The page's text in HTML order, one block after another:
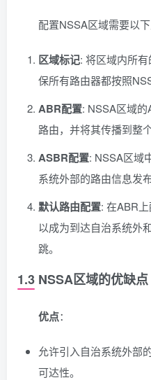
配置NSSA区域需要以下
区域标记: 将区域内所
保所有路由器都按照
ABR配置: NSSA区域
路由，并将其传播到整
ASBR配置: NSSA区域
系统外部的路由信息发
默认路由配置: 在ABR
以成为到达自治系统外
跳。
1.3 NSSA区域的优缺点
优点：
允许引入自治系统外部
可达性。